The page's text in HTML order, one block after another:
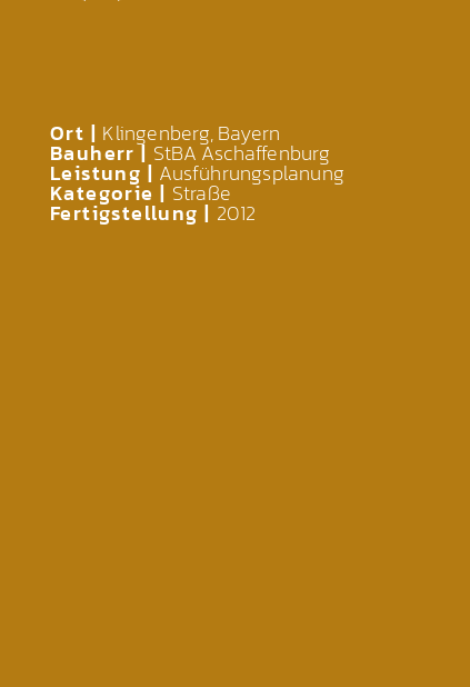
Ort | Klingenberg, Bayern
Bauherr | StBA Aschaffenburg
Leistung | Ausführungsplanung
Kategorie | Straße
Fertigstellung | 2012